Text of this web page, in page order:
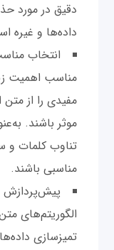
دقیق در مورد
داده‌ها و غیره
انتخاب
مناسب اهمیت
مفیدی را از متن
موثر باشند.
تناوب کلمات و
مناسبی باشند.
پیش‌پردازش
الگوریتم‌های
تمیزسازی